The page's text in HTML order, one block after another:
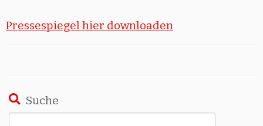
Pressespiegel hier downloaden
Suche